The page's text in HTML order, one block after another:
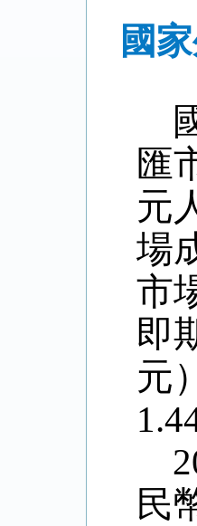
國
匯
元
場
市
即
元
民